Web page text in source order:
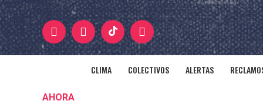
CLIMA COLECTIVOS ALERTAS
AHORA